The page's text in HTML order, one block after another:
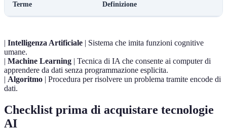
Terme Definizione
| Intelligenza Artificiale | Sistema che imita funzioni cognitive
umane.
| Machine Learning | Tecnica di IA che consente ai computer di
apprendere da dati senza programmazione esplicita.
| Algoritmo | Procedura per risolvere un problema tramite encode di
dati.
Checklist prima di acquistare tecnologie
AI